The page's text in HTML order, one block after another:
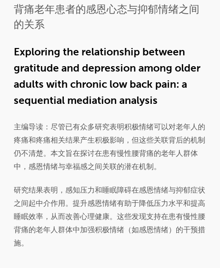
背痛老年患者的感恩心态与抑郁情绪之间
的关系
Exploring the relationship between
gratitude and depression among older
adults with chronic low back pain: a
sequential mediation analysis
主编导读：尽管已有众多研究表明积极情绪可以对老年人的
疼痛和疼痛相关结果产生积极影响，但这些关联背后的机制
仍不清楚。本文旨在探讨在患有慢性腰背痛的老年人群体
中，感恩情绪与幸福感之间关联的潜在机制。
研究结果表明，感知压力和睡眠障碍在感恩情绪与抑郁症状
之间起中介作用。提升感恩情绪有助于降低压力水平和提高
睡眠效率，从而改善心理健康。这些发现支持在患有慢性腰
背痛的老年人群体中加强积极情绪（如感恩情绪）的干预措
施。